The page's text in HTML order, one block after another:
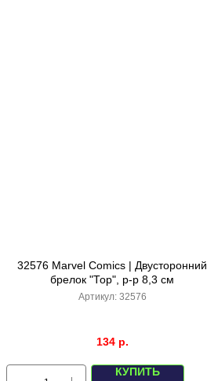
32576 Marvel Comics | Двусторонний
брелок "Тор", р-р 8,3 см
Артикул: 32576
134 р.
КУПИТЬ